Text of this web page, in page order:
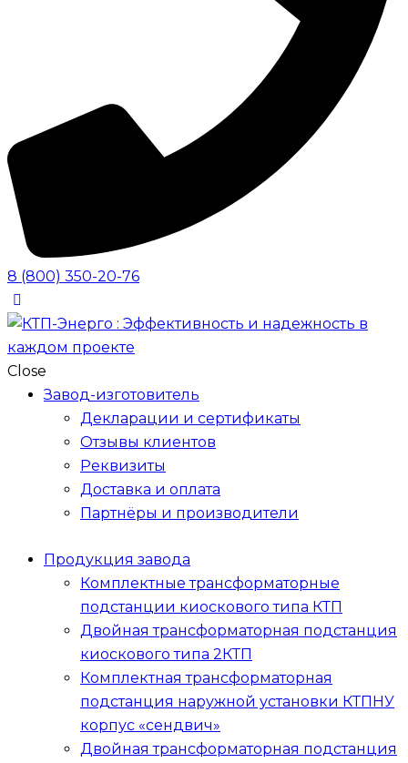
8 (800) 350-20-76
Close
Завод-изготовитель
Декларации и сертификаты
Отзывы клиентов
Реквизиты
Доставка и оплата
Партнёры и производители
Продукция завода
Комплектные трансформаторные
подстанции киоскового типа КТП
Двойная трансформаторная подстанция
киоскового типа 2КТП
Комплектная трансформаторная
подстанция наружной установки КТПНУ
корпус «сендвич»
Двойная трансформаторная подстанция